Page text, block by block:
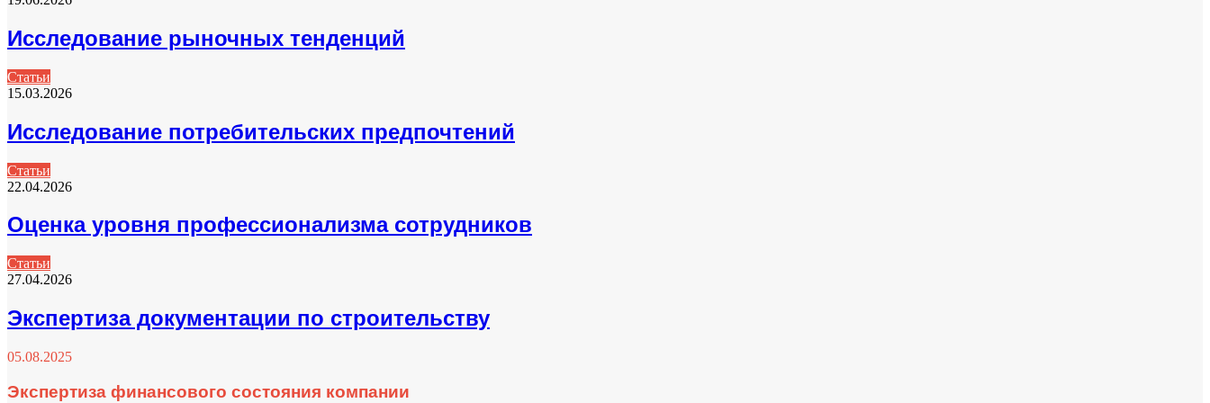
Исследование рыночных тенденций
Статьи
15.03.2026
Исследование потребительских предпочтений
Статьи
22.04.2026
Оценка уровня профессионализма сотрудников
Статьи
27.04.2026
Экспертиза документации по строительству
05.08.2025
Экспертиза финансового состояния компании